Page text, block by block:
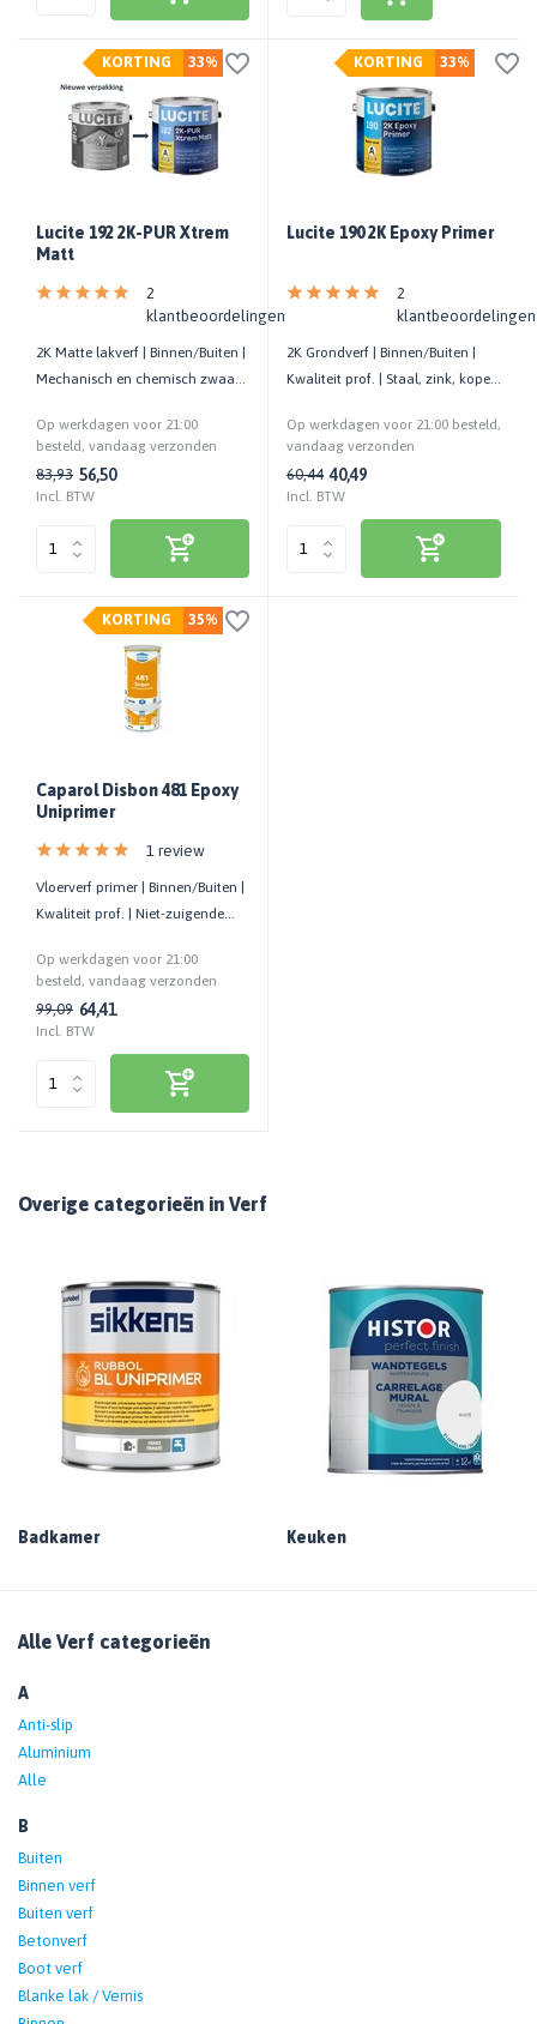
33%
KORTING
Lucite 192 2K-PUR Xtrem
Matt
2
klantbeoordelingen
2K Matte lakverf | Binnen/Buiten |
Mechanisch en chemisch zwaar
Op werkdagen voor 21:00
besteld, vandaag verzonden
83,93 56,50
Incl. BTW
33%
KORTING
Lucite 190 2K Epoxy Primer
2
klantbeoordelingen
2K Grondverf | Binnen/Buiten |
Kwaliteit prof. | Staal, zink, koper,
Op werkdagen voor 21:00 besteld,
vandaag verzonden
60,44 40,49
Incl. BTW
35%
KORTING
Caparol Disbon 481 Epoxy
Uniprimer
1 review
Vloerverf primer | Binnen/Buiten |
Kwaliteit prof. | Niet-zuigende
Op werkdagen voor 21:00
besteld, vandaag verzonden
99,09 64,41
Incl. BTW
Overige categorieën in Verf
Badkamer Keuken
Alle Verf categorieën
A
Anti-slip
Aluminium
Alle
B
Buiten
Binnen verf
Buiten verf
Betonverf
Boot verf
Blanke lak / Vernis